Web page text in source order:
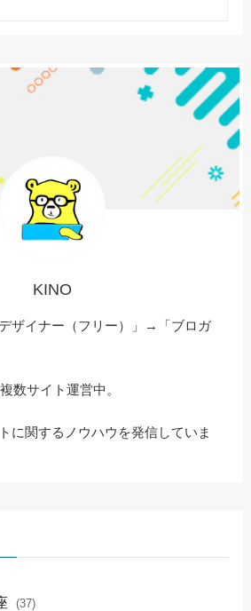
KINO
ザイナー（フリー）」→「ブロガ
数サイト運営中。
に関するノウハウを発信していま
(37)